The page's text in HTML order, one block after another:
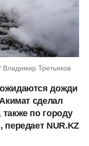
Третьяков
дожди
сделал
по городу
NUR.KZ